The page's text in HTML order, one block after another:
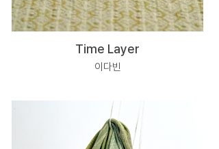
Time Layer
이다빈